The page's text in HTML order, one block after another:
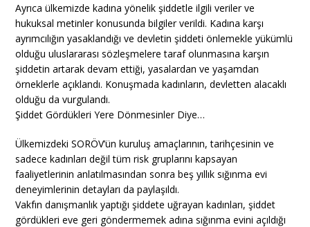
Ayrıca ülkemizde kadına yönelik şiddetle ilgili veriler ve
hukuksal metinler konusunda bilgiler verildi. Kadına karşı
ayrımcılığın yasaklandığı ve devletin şiddeti önlemekle yükümlü
olduğu uluslararası sözleşmelere taraf olunmasına karşın
şiddetin artarak devam ettiği, yasalardan ve yaşamdan
örneklerle açıklandı. Konuşmada kadınların, devletten alacaklı
olduğu da vurgulandı.
Şiddet Gördükleri Yere Dönmesinler Diye…
Ülkemizdeki SORÖV’ün kuruluş amaçlarının, tarihçesinin ve
sadece kadınları değil tüm risk gruplarını kapsayan
faaliyetlerinin anlatılmasından sonra beş yıllık sığınma evi
deneyimlerinin detayları da paylaşıldı.
Vakfın danışmanlık yaptığı şiddete uğrayan kadınları, şiddet
gördükleri eve geri göndermemek adına sığınma evini açıldığı